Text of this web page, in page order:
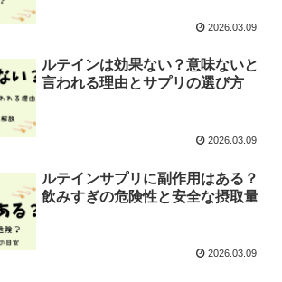
2026.03.09
ルテインは効果ない？意味ないと
言われる理由とサプリの選び方
2026.03.09
ルテインサプリに副作用はある？
飲みすぎの危険性と安全な摂取量
2026.03.09